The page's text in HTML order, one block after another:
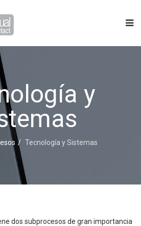
y
Tecnología y Sistemas
dos subprocesos de gran importancia